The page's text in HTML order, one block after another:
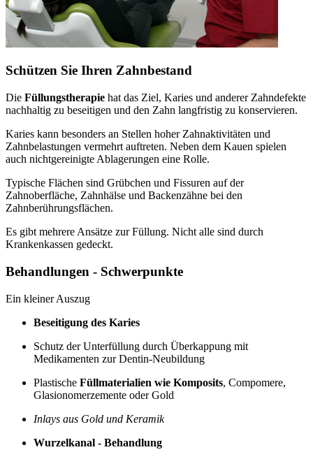
Schützen Sie Ihren Zahnbestand
Die Füllungstherapie hat das Ziel, Karies und anderer Zahndefekte
nachhaltig zu beseitigen und den Zahn langfristig zu konservieren.
Karies kann besonders an Stellen hoher Zahnaktivitäten und
Zahnbelastungen vermehrt auftreten. Neben dem Kauen spielen
auch nichtgereinigte Ablagerungen eine Rolle.
Typische Flächen sind Grübchen und Fissuren auf der
Zahnoberfläche, Zahnhälse und Backenzähne bei den
Zahnberührungsflächen.
Es gibt mehrere Ansätze zur Füllung. Nicht alle sind durch
Krankenkassen gedeckt.
Behandlungen - Schwerpunkte
Ein kleiner Auszug
Beseitigung des Karies
Schutz der Unterfüllung durch Überkappung mit
Medikamenten zur Dentin-Neubildung
Plastische Füllmaterialien wie Komposits, Compomere,
Glasionomerzemente oder Gold
Inlays aus Gold und Keramik
Wurzelkanal - Behandlung